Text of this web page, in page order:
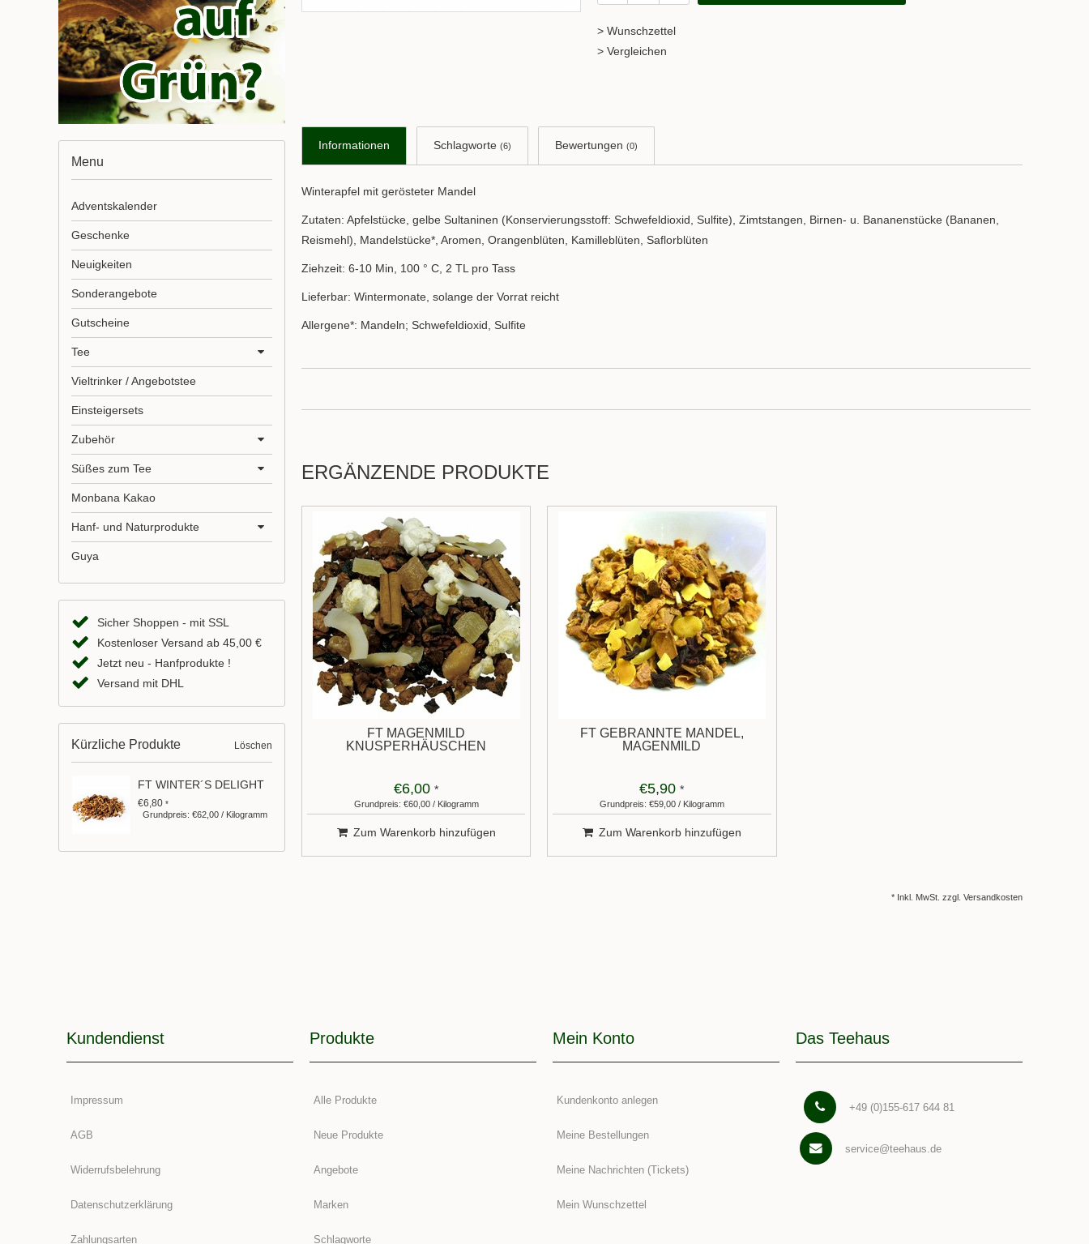
> Wunschzettel
> Vergleichen
Informationen Schlagworte (6) Bewertungen (0)
Winterapfel mit gerösteter Mandel
Zutaten: Apfelstücke, gelbe Sultaninen (Konservierungsstoff: Schwefeldioxid, Sulfite), Zimtstangen, Birnen- u. Bananenstücke (Bananen,
Reismehl), Mandelstücke*, Aromen, Orangenblüten, Kamilleblüten, Saflorblüten
Ziehzeit: 6-10 Min, 100 ° C, 2 TL pro Tass
Lieferbar: Wintermonate, solange der Vorrat reicht
Allergene*: Mandeln; Schwefeldioxid, Sulfite
ERGÄNZENDE PRODUKTE
FT MAGENMILD
KNUSPERHÄUSCHEN
€6,00*
Grundpreis: €60,00 / Kilogramm
Zum Warenkorb hinzufügen
FT GEBRANNTE MANDEL,
MAGENMILD
€5,90*
Grundpreis: €59,00 / Kilogramm
Zum Warenkorb hinzufügen
* Inkl. MwSt. zzgl. Versandkosten
Menu
Adventskalender
Geschenke
Neuigkeiten
Sonderangebote
Gutscheine
Tee
Vieltrinker / Angebotstee
Einsteigersets
Zubehör
Süßes zum Tee
Monbana Kakao
Hanf- und Naturprodukte
Guya
Sicher Shoppen - mit SSL
Kostenloser Versand ab 45,00 €
Jetzt neu - Hanfprodukte !
Versand mit DHL
Kürzliche Produkte Löschen
FT WINTER´S DELIGHT
€6,80*
Grundpreis: €62,00 / Kilogramm
Kundendienst
Impressum
AGB
Widerrufsbelehrung
Datenschutzerklärung
Zahlungsarten
Produkte
Alle Produkte
Neue Produkte
Angebote
Marken
Schlagworte
Mein Konto
Kundenkonto anlegen
Meine Bestellungen
Meine Nachrichten (Tickets)
Mein Wunschzettel
Das Teehaus
+49 (0)155-617 644 81
service@teehaus.de